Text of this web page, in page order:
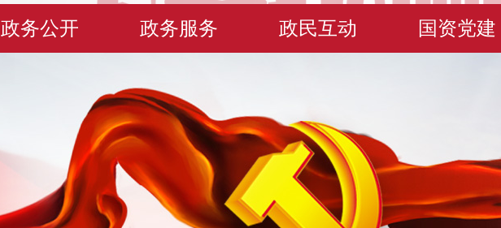
政务公开 政务服务 政民互动 国资党建